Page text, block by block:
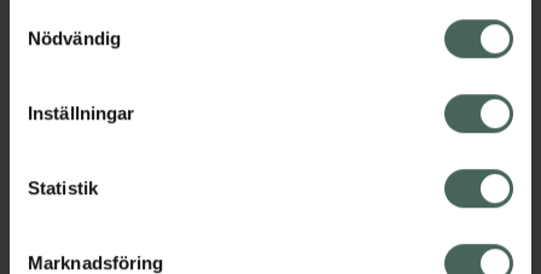
återkalla ditt samtycke via webbplatsens
cookieinställningar. Ett återkallat samtycke påverkar inte
lagligheten av behandling som skett innan återkallelsen.
Nödvändig
Inställningar
Statistik
Marknadsföring
Kronans Apotek finns här för dig. Du hittar oss från Skåne i
datorn. Oavsett vem du är så är det vårt uppdrag att
med oss.